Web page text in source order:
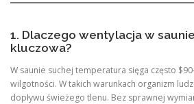
1. Dlaczego wentylacja w
kluczowa?
W saunie suchej temperatura sięga często
wilgotności. W takich warunkach organizm
dopływu świeżego tlenu. Bez sprawnej